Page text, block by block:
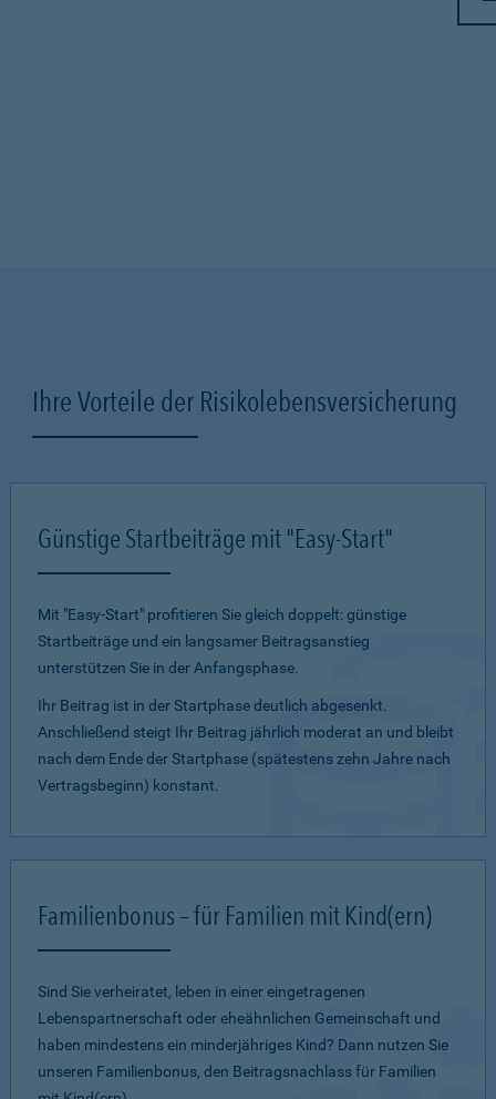
Ihre Vorteile der Risikolebensversicherung
Günstige Startbeiträge mit "Easy-Start"
Mit "Easy-Start" profitieren Sie gleich doppelt: günstige
Startbeiträge und ein lang­samer Beitragsanstieg
unterstützen Sie in der Anfangsphase.
Ihr Beitrag ist in der Startphase deutlich abgesenkt.
Anschließend steigt Ihr Beitrag jährlich moderat an und bleibt
nach dem Ende der Startphase (spätestens zehn Jahre nach
Vertragsbeginn) konstant.
Familienbonus – für Familien mit Kind(ern)
Sind Sie verheiratet, leben in einer eingetragenen
Lebenspartnerschaft oder eheähnlichen Gemeinschaft und
haben mindestens ein minderjähriges Kind? Dann nutzen Sie
unseren Familienbonus, den Beitragsnachlass für Familien